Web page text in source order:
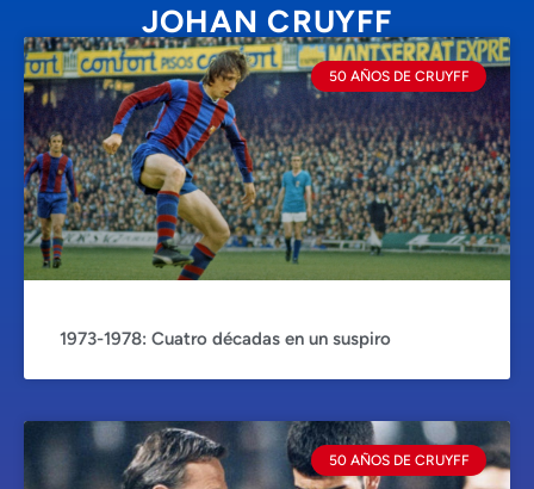
JOHAN CRUYFF
50 AÑOS DE CRUYFF
1973-1978: Cuatro décadas en un suspiro
50 AÑOS DE CRUYFF